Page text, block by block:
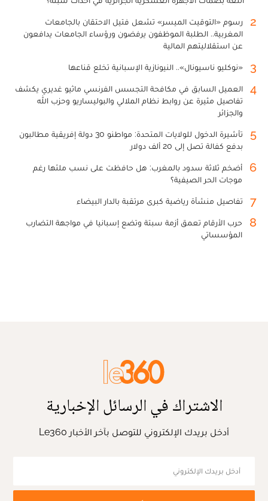
2
رسوم «التوقيت الميسر» تشعل فتيل الاحتقان بالجامعات
المغربية.. الطلبة الموظفون يرفضون ورؤساء الجامعات يدافعون
عن استقلاليتهم المالية
3 «نوكليو ناسيونال».. النيونازية الإسبانية تخلع قناعها
4
العميل السابق في مكافحة التجسس الفرنسي ماثيو غديري يكشف
تفاصيل مثيرة عن روابط نظام الملالي والبوليساريو وحزب الله
والجزائر
5
تأشيرة الدخول للولايات المتحدة: مواطنو 30 دولة إفريقية مطالبون
بدفع كفالة تصل إلى 20 ألف دولار
6
أضخم ثلاثة سدود بالمغرب: هل حافظت على نسب ملئها رغم
موجات الحر الصيفية؟
7 تفاصيل منشأة رياضية كبرى مرتقبة بالدار البيضاء
8
حرب الأرقام تعمق أزمة سبتة وتضع إسبانيا في مواجهة التضارب
المؤسساتي
الاشتراك في الرسائل الإخبارية
أدخل بريدك الإلكتروني للتوصل بآخر الأخبار Le360